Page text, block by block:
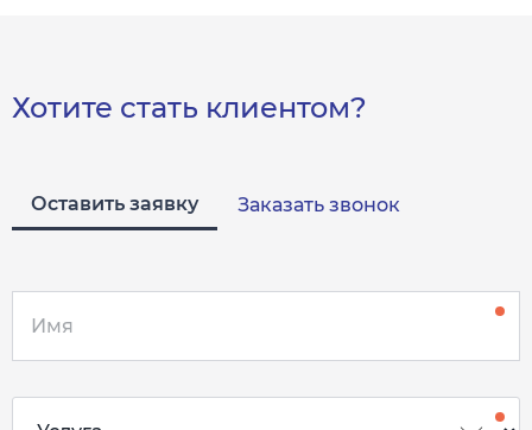
Хотите стать клиентом?
Оставить заявку Заказать звонок